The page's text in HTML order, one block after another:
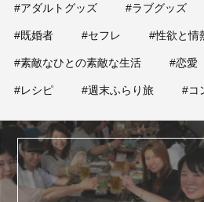
#アダルトグッズ #ラブグッズ
#既婚者 #セフレ #性欲と情
#素敵なひとの素敵な生活 #恋愛
#レシピ #週末ふらり旅 #コ